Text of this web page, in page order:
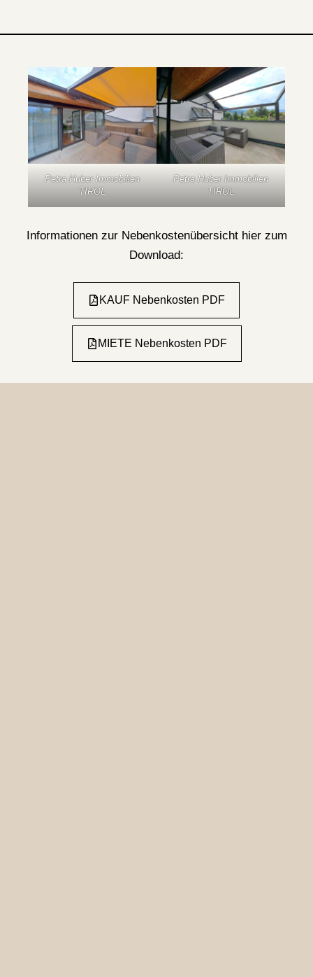
Petra Huber Immobilien
TIROL
Petra Huber Immobilien
TIROL
Informationen zur Nebenkostenübersicht hier zum
Download:
KAUF Nebenkosten PDF
MIETE Nebenkosten PDF